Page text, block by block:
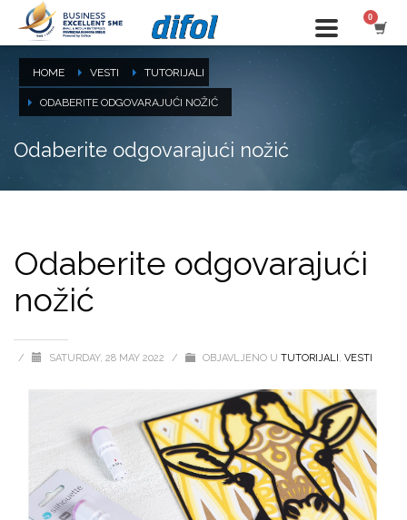
HOME VESTI TUTORIJALI
ODABERITE ODGOVARAJUĆI NOŽIĆ
Odaberite odgovarajući nožić
Odaberite odgovarajući
nožić
/ SATURDAY, 28 MAY 2022 / OBJAVLJENO U TUTORIJALI, VESTI